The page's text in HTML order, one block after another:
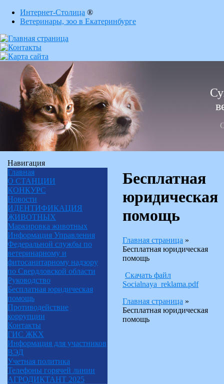
Интернет-Столица ®
Ветеринары, зоо в Екатеринбурге
Навигация
Главная
О СТАНЦИИ
КОНКУРС
Новости
ИДЕНТИФИКАЦИЯ
ЖИВОТНЫХ
Маркировка животных
Информация Управления
Федеральной службы по
ветеринарному и
фитосанитарному надзору
по Свердловской области
Руководство
Бесплатная юридическая
помощь
Противодействие
коррупции
Контакты
ГИС ЖКХ
Информация для участников
ВЭД
Учетная политика
Телефоны горячей линии
АГРОДИКТАНТ 2025
Бесплатная
юридическая
помощь
Главная страница »
Бесплатная юридическая
помощь
Скачать файл
Socialnaya_reklama.pdf
Главная страница »
Бесплатная юридическая
помощь